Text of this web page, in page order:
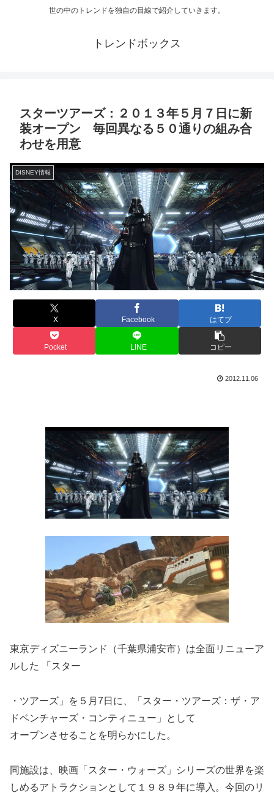
世の中のトレンドを独自の目線で紹介していきます。
トレンドボックス
スターツアーズ：２０１３年５月７日に新
装オープン 毎回異なる５０通りの組み合
わせを用意
DISNEY情報
X Facebook はてブ
Pocket LINE コピー
2012.11.06
東京ディズニーランド（千葉県浦安市）は全面リニューア
ルした 「スター
・ツアーズ」を５月7日に、「スター・ツアーズ：ザ・ア
ドベンチャーズ・コンティニュー」として
オープンさせることを明らかにした。
同施設は、映画「スター・ウォーズ」シリーズの世界を楽
しめるアトラクションとして１９８９年に導入。今回のリ